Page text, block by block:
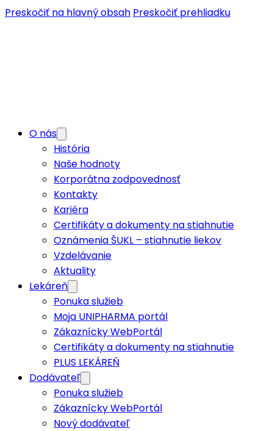
Preskočiť na hlavný obsah Preskočiť prehliadku
O nás
História
Naše hodnoty
Korporátna zodpovednosť
Kontakty
Kariéra
Certifikáty a dokumenty na stiahnutie
Oznámenia ŠUKL – stiahnutie liekov
Vzdelávanie
Aktuality
Lekáreň
Ponuka služieb
Moja UNIPHARMA portál
Zákaznícky WebPortál
Certifikáty a dokumenty na stiahnutie
PLUS LEKÁREŇ
Dodávateľ
Ponuka služieb
Zákaznícky WebPortál
Nový dodávateľ